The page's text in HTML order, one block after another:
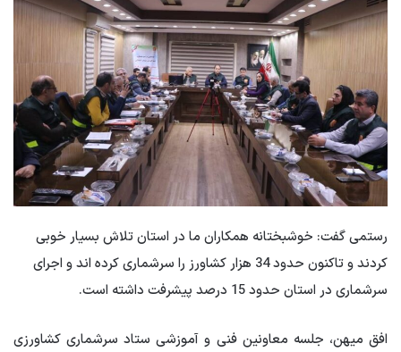
رستمی گفت: خوشبختانه همکاران ما در استان تلاش بسیار خوبی
کردند و تاکنون حدود 34 هزار کشاورز را سرشماری کرده اند و اجرای
سرشماری در استان حدود 15 درصد پیشرفت داشته است.
افق میهن، جلسه معاونین فنی و آموزشی ستاد سرشماری کشاورزی